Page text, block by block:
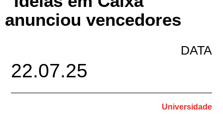
anunciou vencedores
DATA
22.07.25
Universidade